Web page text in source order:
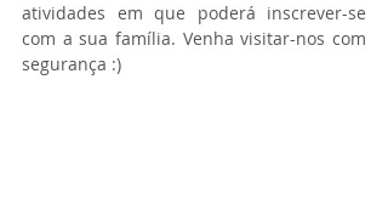
atividades em que poderá inscrever-se
com a sua família. Venha visitar-nos com
segurança :)